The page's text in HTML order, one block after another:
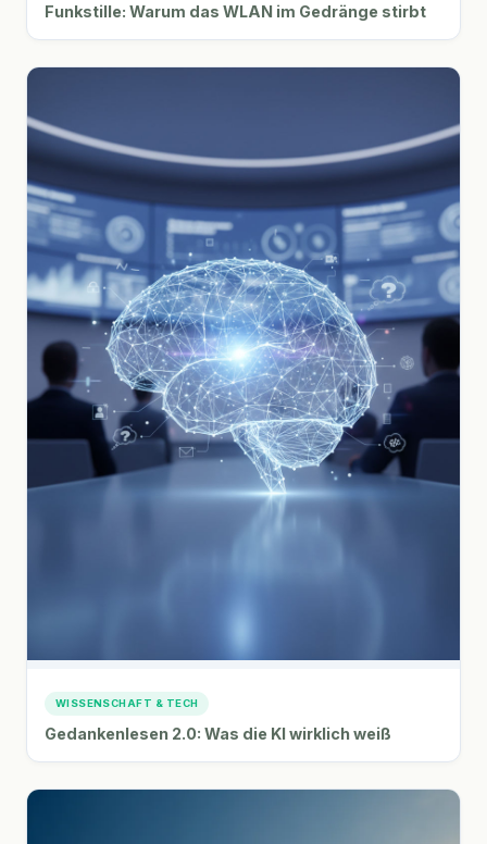
Funkstille: Warum das WLAN im Gedränge stirbt
WISSENSCHAFT & TECH
Gedankenlesen 2.0: Was die KI wirklich weiß